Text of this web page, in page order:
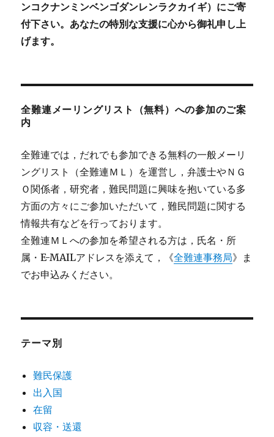
ンコクナンミンベンゴダンレンラクカイギ）にご寄
付下さい。あなたの特別な支援に心から御礼申し上
げます。
全難連メーリングリスト（無料）への参加のご案
内
全難連では，だれでも参加できる無料の一般メーリ
ングリスト（全難連ＭＬ）を運営し，弁護士やＮＧ
Ｏ関係者，研究者，難民問題に興味を抱いている多
方面の方々にご参加いただいて，難民問題に関する
情報共有などを行っております。
全難連ＭＬへの参加を希望される方は，氏名・所
属・E-MAILアドレスを添えて，《全難連事務局》ま
でお申込みください。
テーマ別
難民保護
出入国
在留
収容・送還